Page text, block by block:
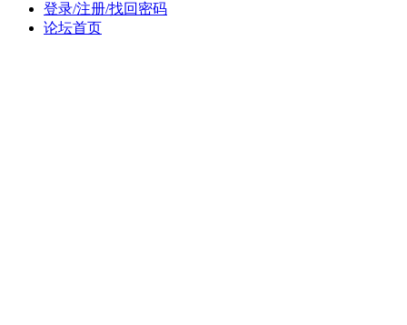
登录/注册/找回密码
论坛首页